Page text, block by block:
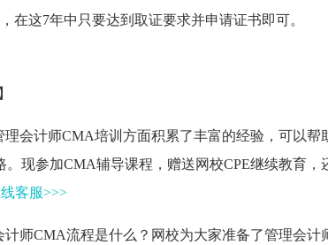
在这7年中只要达到取证要求并申请证书即可。
理会计师CMA培训方面积累了丰富的经验，可以帮
。现参加CMA辅导课程，赠送网校CPE继续教育，
客服>>>
师CMA流程是什么？网校为大家准备了管理会计